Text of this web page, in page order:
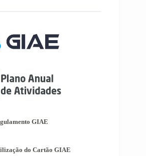
36º da Portaria nº 223-
são afixadas hoje, dia
as pautas de avaliação do
Provas de
(PEF)
as Informações-Prova
Externa.
GIAE
do Cartão GIAE